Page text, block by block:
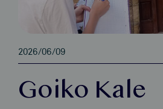
2026/06/09
Goiko Kale